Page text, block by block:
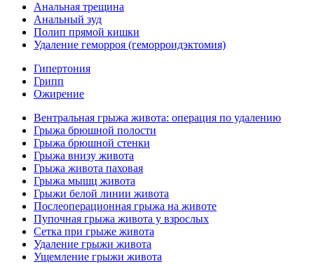
Анальная трещина
Анальный зуд
Полип прямой кишки
Удаление геморроя (геморроидэктомия)
Гипертония
Грипп
Ожирение
Вентральная грыжа живота: операция по удалению
Грыжа брюшной полости
Грыжа брюшной стенки
Грыжа внизу живота
Грыжа живота паховая
Грыжа мышц живота
Грыжи белой линии живота
Послеоперационная грыжа на животе
Пупочная грыжа живота у взрослых
Сетка при грыже живота
Удаление грыжи живота
Ущемление грыжи живота